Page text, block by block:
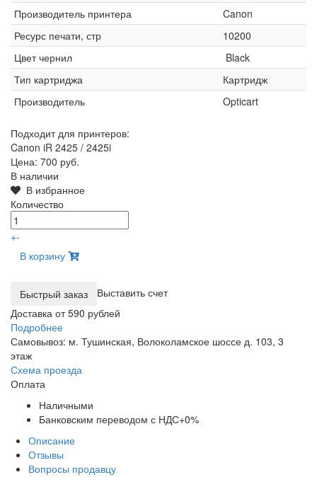
Производитель принтера
Canon
Ресурс печати, стр
10200
Цвет чернил
Black
Тип картриджа
Картридж
Производитель
Opticart
Подходит для принтеров:
Canon iR 2425 /​ 2425i
Цена: 700 руб.
В наличии
В избранное
Количество
+-
В корзину
Выставить счет
Доставка от 590 рублей
Подробнее
Самовывоз: м. Тушинская, Волоколамское шоссе д. 103, 3
этаж
Схема проезда
Оплата
Наличными
Банковским переводом с НДС+0%
Описание
Отзывы
Вопросы продавцу